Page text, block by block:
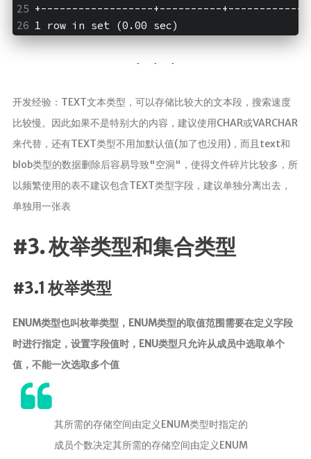
+------------------+----------
1 row in set (0.00 sec)
开发经验：TEXT文本类型，可以存储比较大的文本段，搜索速度
比较慢。因此如果不是特别大的内容，建议使用CHAR或VARCHAR
来代替，还有TEXT类型不用加默认值(加了也没用)，而且text和
blob类型的数据删除后容易导致"空洞"，使得文件碎片比较多，所
以频繁使用的表不建议包含TEXT类型字段，建议单独分离出去，
单独用一张表
#3. 枚举类型和集合类型
#3.1 枚举类型
ENUM类型也叫枚举类型，ENUM类型的取值范围需要在定义字段
时进行指定，设置字段值时，ENU类型只允许从成员中选取单个
值，不能一次选取多个值
其所需的存储空间由定义ENUM类型时指定的
成员个数决定其所需的存储空间由定义ENUM